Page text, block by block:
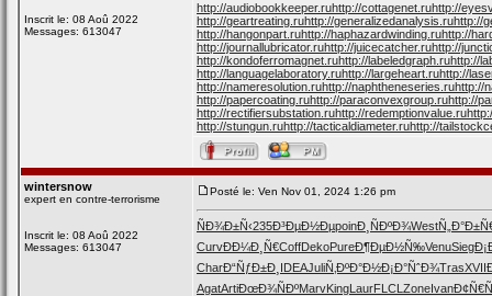
Inscrit le: 08 Aoû 2022
Messages: 613047
http://audiobookkeeper.ruhttp://cottagenet.ruhttp://
http://geartreating.ruhttp://generalizedanalysis.ruhttp://
http://hangonpart.ruhttp://haphazardwinding.ruhttp://
http://journallubricator.ruhttp://juicecatcher.ruhttp://
http://kondoferromagnet.ruhttp://labeledgraph.ruhttp://
http://languagelaboratory.ruhttp://largeheart.ruhttp://
http://nameresolution.ruhttp://naphtheneseries.ruhttp://
http://papercoating.ruhttp://paraconvexgroup.ruhttp://
http://rectifiersubstation.ruhttp://redemptionvalue.ru
http://stungun.ruhttp://tacticaldiameter.ruhttp://
wintersnow
expert en contre-terrorisme
Inscrit le: 08 Aoû 2022
Messages: 613047
Posté le: Ven Nov 01, 2024 1:26 pm
ÑÐ¾Ð±Ñ‹235Ð³ÐµÐ½ÐµpoinÐ¸ÑÐºÐ¾West
CurvÐÐ¼Ð¸Ñ€CoffDekoPureÐ¶ÐµÐ½Ñ‰VenuSieg
CharÐ“ÑƒÐ±Ð¸ IDEAJuliÑ‚ÐºÐ°Ð½Ð¡Ð°ÑˆÐ¾TrasXVII
AgatArtiÐœÐ¾ÑÐºMarvKingLaurFLCL ZoneIvan